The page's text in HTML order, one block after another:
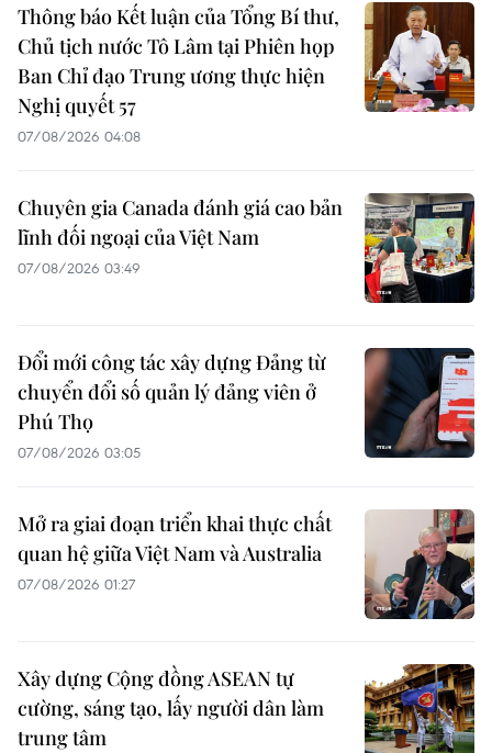
Thông báo Kết luận của Tổng Bí thư,
Chủ tịch nước Tô Lâm tại Phiên họp
Ban Chỉ đạo Trung ương thực hiện
Nghị quyết 57
07/08/2026 04:08
Chuyên gia Canada đánh giá cao bản
lĩnh đối ngoại của Việt Nam
07/08/2026 03:49
Đổi mới công tác xây dựng Đảng từ
chuyển đổi số quản lý đảng viên ở
Phú Thọ
07/08/2026 03:05
Mở ra giai đoạn triển khai thực chất
quan hệ giữa Việt Nam và Australia
07/08/2026 01:27
Xây dựng Cộng đồng ASEAN tự
cường, sáng tạo, lấy người dân làm
trung tâm